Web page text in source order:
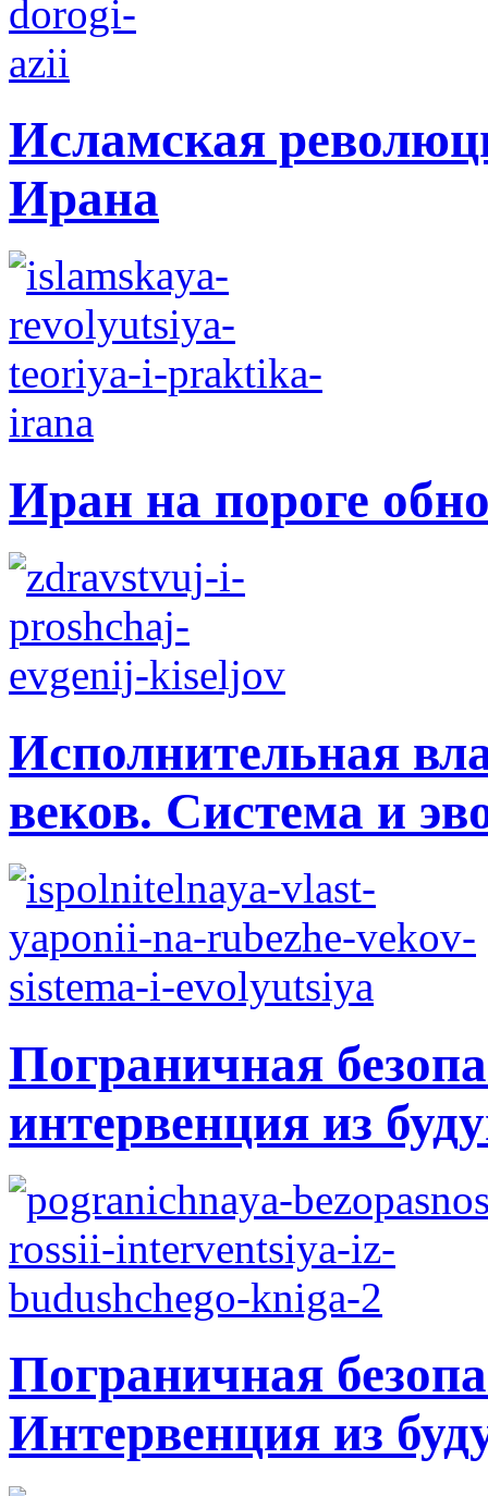
Исламская
Ирана
Иран на пороге
Исполнительная
веков. Система и
Пограничная
интервенция из
Пограничная
Интервенция из